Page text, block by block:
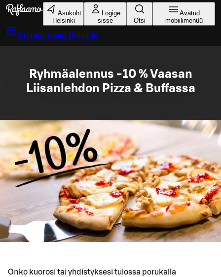
Liigu peamise sisu juurde
Asukoht
Helsinki
Logige
sisse
Otsi
Avatud
mobiilimenüü
Broneeri laud Helsinki
Ryhmäalennus -10 % Vaasan
Liisanlehdon Pizza & Buffassa
Onko kuorosi tai yhdistyksesi tulossa porukalla